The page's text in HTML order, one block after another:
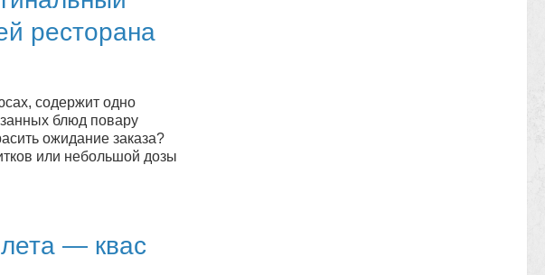
ресторана
содержит одно
блюд повару
ожидание заказа?
или небольшой дозы
— квас